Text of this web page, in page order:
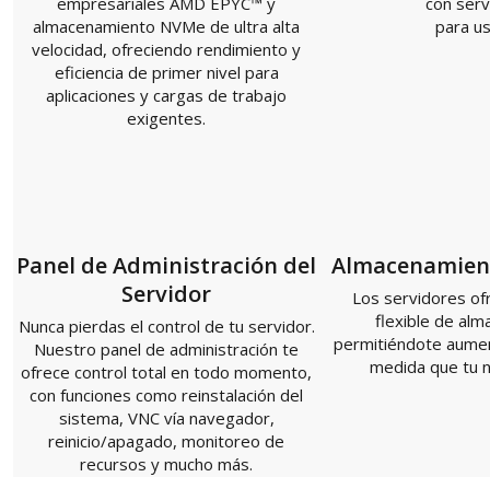
almacenamiento NVMe de ultra alta
velocidad, ofreciendo rendimiento y
eficiencia de primer nivel para
aplicaciones y cargas de trabajo
exigentes.
para
Panel de Administración del
Servidor
Nunca pierdas el control de tu servidor.
Nuestro panel de administración te
ofrece control total en todo momento,
con funciones como reinstalación del
sistema, VNC vía navegador,
reinicio/apagado, monitoreo de
recursos y mucho más.
Los servidores
flexible de
permitiéndote
medida que tu